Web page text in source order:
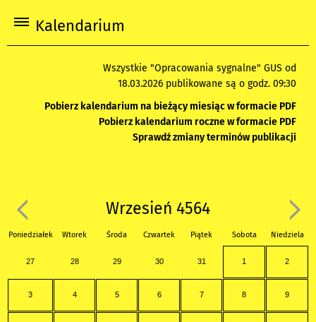
Kalendarium
Wszystkie "Opracowania sygnalne" GUS od
18.03.2026 publikowane są o godz. 09:30
Pobierz kalendarium na bieżący miesiąc w formacie PDF
Pobierz kalendarium roczne w formacie PDF
Sprawdź zmiany terminów publikacji
Wrzesień 4564
Poniedziałek Wtorek Środa Czwartek Piątek Sobota Niedziela
27 28 29 30 31 1 2
3 4 5 6 7 8 9